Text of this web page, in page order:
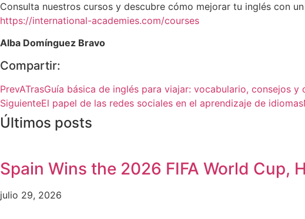
Consulta nuestros cursos y descubre cómo mejorar tu inglés con
https://international-academies.com/courses
Alba Domínguez Bravo
Compartir:
PrevATrasGuía básica de inglés para viajar: vocabulario, consejos
SiguienteEl papel de las redes sociales en el aprendizaje de idiomas
Últimos posts
Spain Wins the 2026 FIFA World Cup,
julio 29, 2026